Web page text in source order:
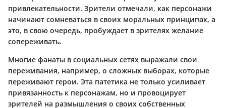
привлекательности. Зрители отмечали, как персонажи
начинают сомневаться в своих моральных принципах, а
это, в свою очередь, пробуждает в зрителях желание
сопереживать.
Многие фанаты в социальных сетях выражали свои
переживания, например, о сложных выборах, которые
переживают герои. Эта патетика не только усиливает
привязанность к персонажам, но и провоцирует
зрителей на размышления о своих собственных